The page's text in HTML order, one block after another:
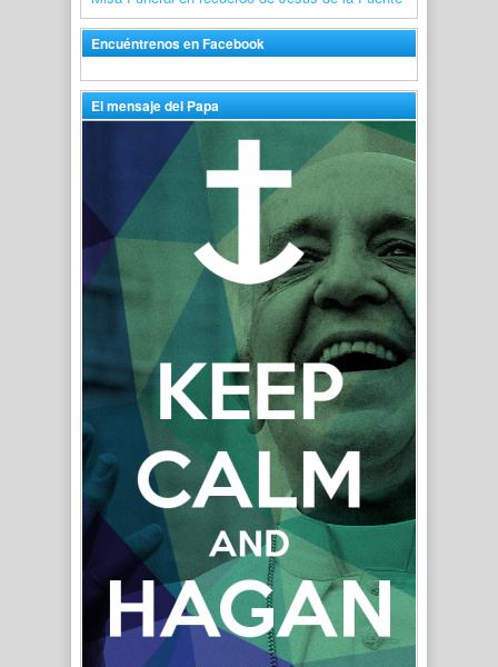
Encuéntrenos en Facebook
El mensaje del Papa